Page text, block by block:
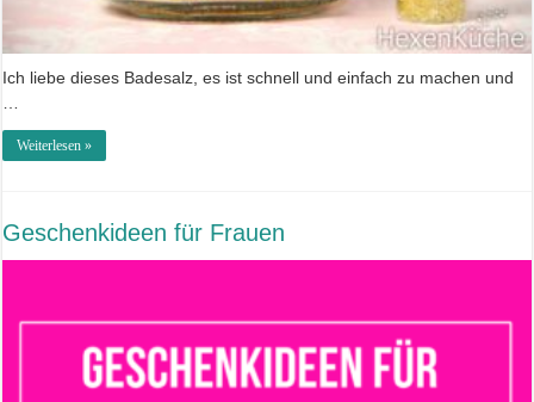
Ich liebe dieses Badesalz, es ist schnell und einfach zu machen und
…
Weiterlesen »
Geschenkideen für Frauen